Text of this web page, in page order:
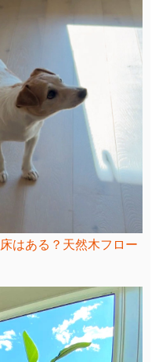
はある？天然木フロー